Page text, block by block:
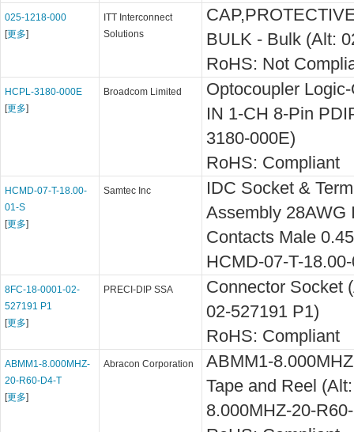
025-1218-000
[更多]
ITT Interconnect
Solutions
BULK - Bulk (Alt:
RoHS: Not
HCPL-3180-000E
[更多]
Broadcom Limited
Optocoupler
IN 1-CH 8-Pin
3180-000E)
RoHS: Compliant
HCMD-07-T-18.00-
01-S
[更多]
Samtec Inc
IDC Socket &
Assembly 28AWG
Contacts Male
HCMD-07-T-
8FC-18-0001-02-
527191 P1
[更多]
PRECI-DIP SSA
Connector Socket
02-527191 P1)
RoHS: Compliant
ABMM1-8.000MHZ-
20-R60-D4-T
[更多]
Abracon Corporation
ABMM1-
Tape and Reel
8.000MHZ-20-